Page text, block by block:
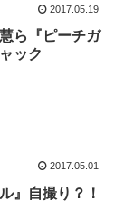
2017.05.19
ら『ピーチガ
ック
2017.05.01
』自撮り？！